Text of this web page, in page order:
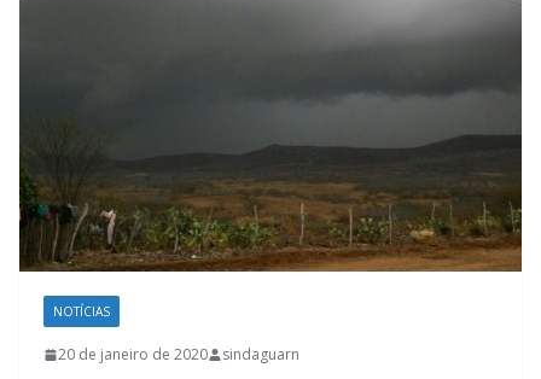
NOTÍCIAS
20 de janeiro de 2020 sindaguarn